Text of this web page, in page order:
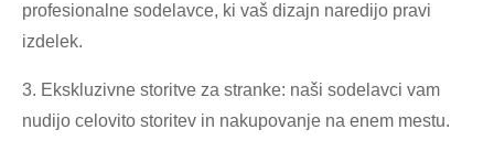
profesionalne sodelavce, ki vaš dizajn naredijo pravi
izdelek.
3. Ekskluzivne storitve za stranke: naši sodelavci vam
nudijo celovito storitev in nakupovanje na enem mestu.